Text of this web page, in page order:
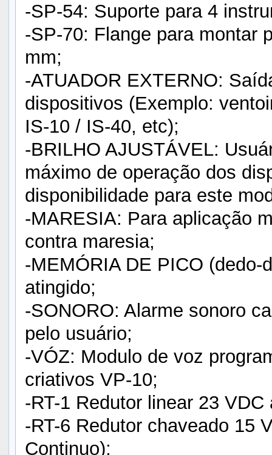
-SP-54: Suporte para 4
-SP-70: Flange para montar
mm;
-ATUADOR EXTERNO:
dispositivos (Exemplo:
IS-10 / IS-40, etc);
-BRILHO AJUSTÁVEL:
máximo de operação dos
disponibilidade para este
-MARESIA: Para aplicação
contra maresia;
-MEMÓRIA DE PICO
atingido;
-SONORO: Alarme sonoro
pelo usuário;
-VÓZ: Modulo de voz
criativos VP-10;
-RT-1 Redutor linear 23
-RT-6 Redutor chaveado 15
Continuo);